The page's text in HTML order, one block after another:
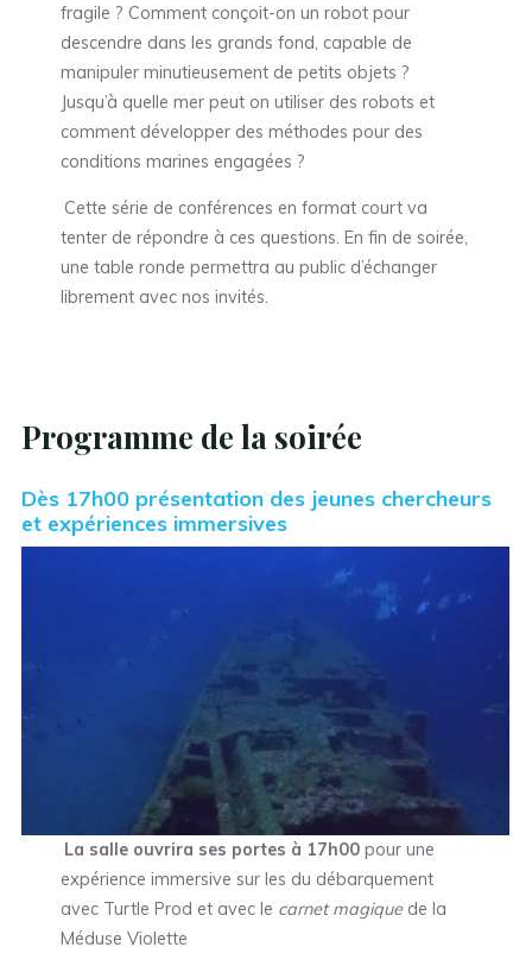
fragile ? Comment conçoit-on un robot pour
descendre dans les grands fond, capable de
manipuler minutieusement de petits objets ?
Jusqu’à quelle mer peut on utiliser des robots et
comment développer des méthodes pour des
conditions marines engagées ?
Cette série de conférences en format court va
tenter de répondre à ces questions. En fin de soirée,
une table ronde permettra au public d’échanger
librement avec nos invités.
Programme de la soirée
Dès 17h00 présentation des jeunes chercheurs
et expériences immersives
La salle ouvrira ses portes à 17h00pour une
expérience immersive sur les du débarquement
avec Turtle Prod et avec le carnet magiquede la
Méduse Violette